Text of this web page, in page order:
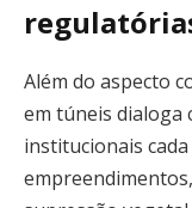
Além do aspecto
em túneis dialoga
institucionais